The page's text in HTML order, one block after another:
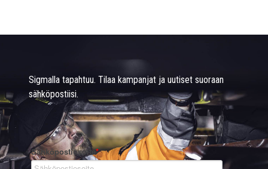
Sigmalla tapahtuu. Tilaa kampanjat ja uutiset suoraan
sähköpostiisi.